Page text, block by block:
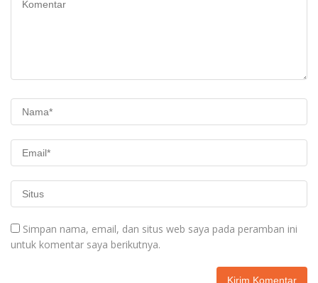
Simpan nama, email, dan situs web saya pada peramban ini
untuk komentar saya berikutnya.